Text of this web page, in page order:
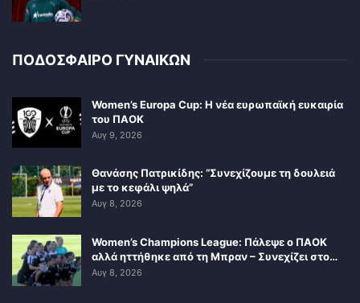
ΠΟΔΟΣΦΑΙΡΟ ΓΥΝΑΙΚΩΝ
Women’s Europa Cup: Η νέα ευρωπαϊκή ευκαιρία
του ΠΑΟΚ
Αυγ 9, 2026
Θανάσης Πατρικίδης: “Συνεχίζουμε τη δουλειά
με το κεφάλι ψηλά”
Αυγ 8, 2026
Women’s Champions League: Πάλεψε ο ΠΑΟΚ
αλλά ηττήθηκε από τη Μπραν – Συνεχίζει στο…
Αυγ 8, 2026